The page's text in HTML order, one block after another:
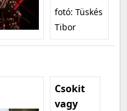
fotó: Tüskés
Tibor
Csokit
vagy